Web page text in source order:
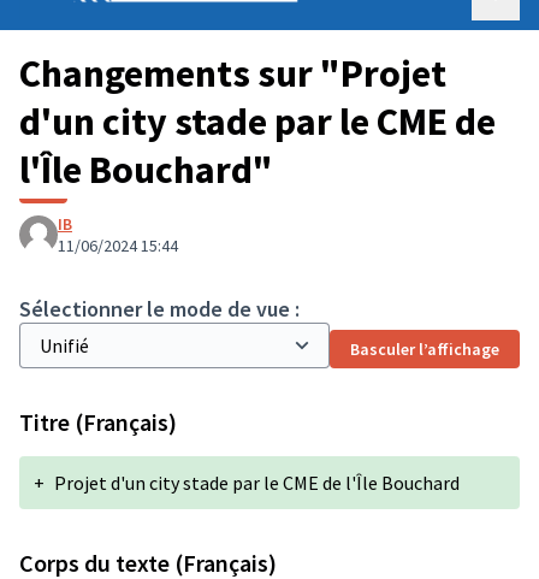
💡 Consulter les projets déposés
Changements sur "Projet
d'un city stade par le CME de
l'Île Bouchard"
IB
11/06/2024 15:44
Sélectionner le mode de vue :
Basculer l’affichage
Titre (Français)
+ Projet d'un city stade par le CME de l'Île Bouchard
Corps du texte (Français)